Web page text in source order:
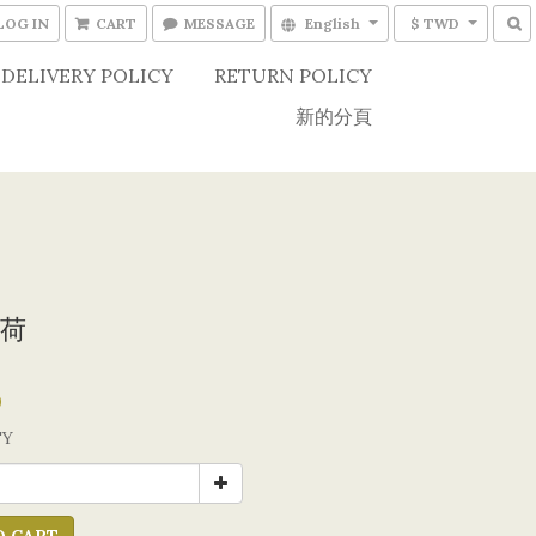
IN CART MESSAGE English $ TWD
DELIVERY POLICY
RETURN POLICY
新的分頁